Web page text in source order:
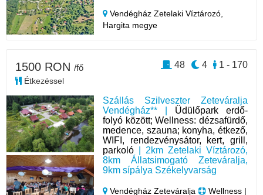
Vendégház Zetelaki Víztározó,
Hargita megye
Szállás Szilveszter Zeteváralja
Vendégház** | Üdülőpark erdő-
folyó között; Wellness: dézsafürdő,
medence, szauna; konyha, étkező,
WIFI, rendezvénysátor, kert, grill,
parkoló | 2km Zetelaki Víztározó,
8km Állatsimogató Zeteváralja,
9km sípálya Székelyvarság
Vendégház Zeteváralja
Wellness |
1500 RON /fő
Étkezéssel
1 - 170
4
48